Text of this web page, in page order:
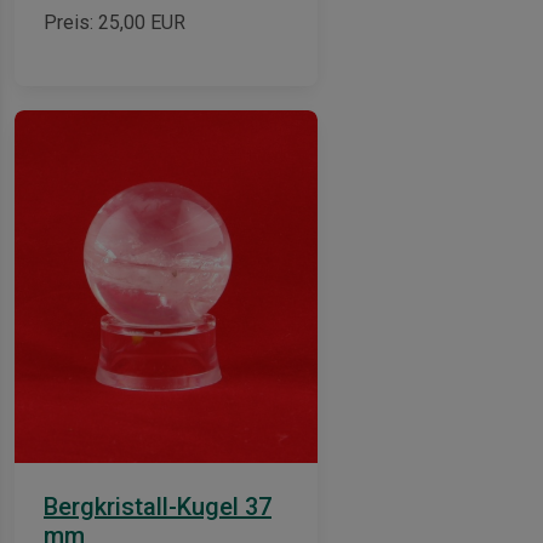
Preis: 25,00 EUR
Bergkristall-Kugel 37
mm